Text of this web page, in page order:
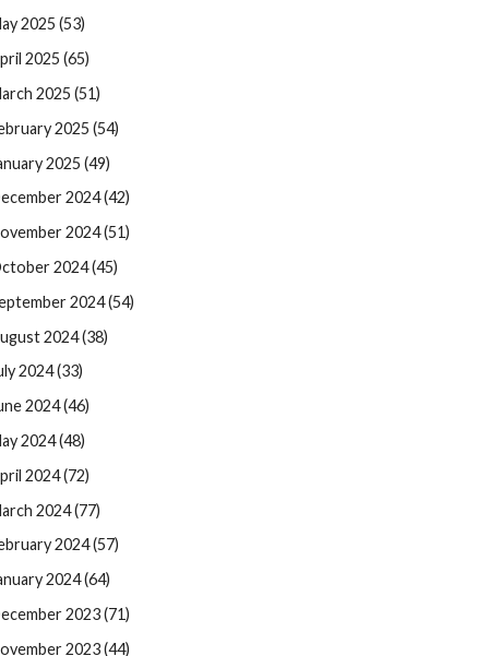
2025 (53)
2025 (65)
2025 (51)
2025 (54)
2025 (49)
2024 (42)
2024 (51)
2024 (45)
2024 (54)
2024 (38)
2024 (33)
2024 (46)
2024 (48)
2024 (72)
2024 (77)
2024 (57)
2024 (64)
2023 (71)
2023 (44)